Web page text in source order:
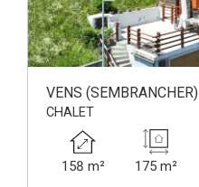
VENS (SEMBRANCHER)
CHALET
158 m² 175 m²